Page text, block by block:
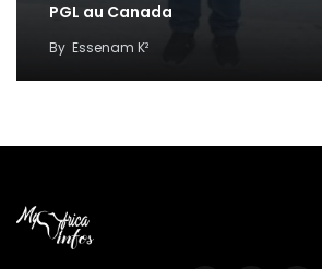
PGL au Canada
By Essenam K²